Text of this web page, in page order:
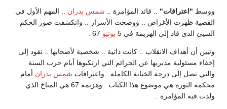
ووسط "اعترافات" .. قائد المؤامرة .. شمس بدران .. المهم الأول في
القضية ظهرت الأغراض .. ووضحت الأسرار .. وانكشفت صور الحكم
السيئ الذي قاد إلى الهزيمة في 5
يونيو
وتبين أن أهداف الانقلاب .. كانت ذاتية .. شخصية لأصحابها .. تقود إلى
إخفاء مسئولية مدبريها عن الجرائم التي ارتكبوها أيام حرب الستة
والتي تصل إلى درجة الخيانة الكاملة ..واعترافات شمس بدران أمام
محكمة الثورة هي موضوع هذا الكتاب . وهزيمة 67 هي المناخ الذي
ولدت فيه المؤامرة ..